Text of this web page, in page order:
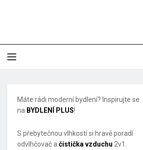
Máte rádi moderní bydlení? Inspirujte se
na BYDLENÍ PLUS!
S přebytečnou vlhkostí si hravě poradí
odvlhčovač a čistička vzduchu 2v1.